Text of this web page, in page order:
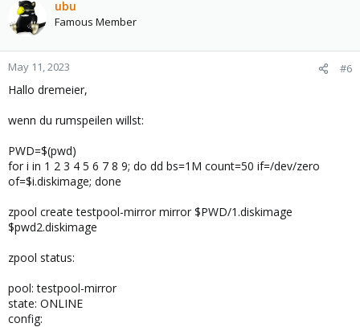
o
n
:
ubu
Famous Member
May 11, 2023 #6
Hallo dremeier,
wenn du rumspeilen willst:
PWD=$(pwd)
for i in 1 2 3 4 5 6 7 8 9; do dd bs=1M count=50 if=/dev/zero
of=$i.diskimage; done
zpool create testpool-mirror mirror $PWD/1.diskimage
$pwd2.diskimage
zpool status:
pool: testpool-mirror
state: ONLINE
config: